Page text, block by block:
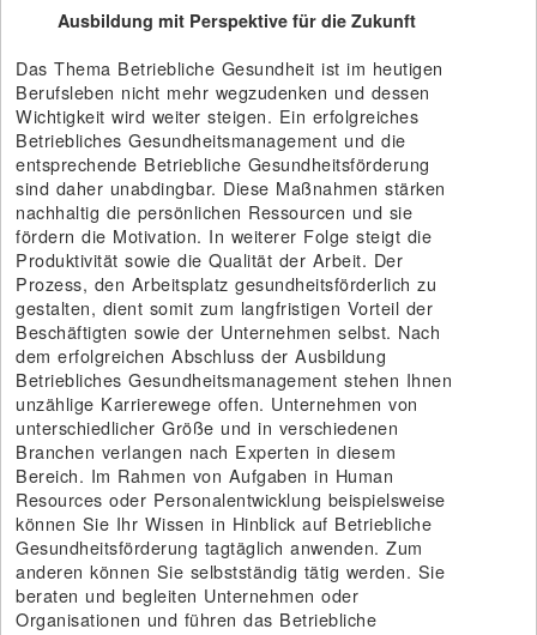
Ausbildung mit Perspektive für die Zukunft
Das Thema Betriebliche Gesundheit ist im heutigen
Berufsleben nicht mehr wegzudenken und dessen
Wichtigkeit wird weiter steigen. Ein erfolgreiches
Betriebliches Gesundheitsmanagement und die
entsprechende Betriebliche Gesundheitsförderung
sind daher unabdingbar. Diese Maßnahmen stärken
nachhaltig die persönlichen Ressourcen und sie
fördern die Motivation. In weiterer Folge steigt die
Produktivität sowie die Qualität der Arbeit. Der
Prozess, den Arbeitsplatz gesundheitsförderlich zu
gestalten, dient somit zum langfristigen Vorteil der
Beschäftigten sowie der Unternehmen selbst. Nach
dem erfolgreichen Abschluss der Ausbildung
Betriebliches Gesundheitsmanagement stehen Ihnen
unzählige Karrierewege offen. Unternehmen von
unterschiedlicher Größe und in verschiedenen
Branchen verlangen nach Experten in diesem
Bereich. Im Rahmen von Aufgaben in Human
Resources oder Personalentwicklung beispielsweise
können Sie Ihr Wissen in Hinblick auf Betriebliche
Gesundheitsförderung tagtäglich anwenden. Zum
anderen können Sie selbstständig tätig werden. Sie
beraten und begleiten Unternehmen oder
Organisationen und führen das Betriebliche